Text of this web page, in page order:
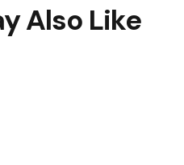
Also Like